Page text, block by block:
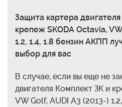
Защита картера
крепеж SKODA Octavia,
1.2, 1.4, 1.8 бензин АКПП
выбор для вас
В случае, если вы еще не
двигателя Комплект ЗК и
VW Golf, AUDI A3 (2013-)